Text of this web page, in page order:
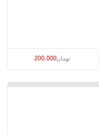
قیمت اصلی: تومان200.000 بود.
تومان200.000قیمت فعلی: